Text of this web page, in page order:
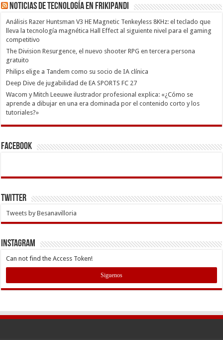
Noticias de Tecnología en Frikipandi
Análisis Razer Huntsman V3 HE Magnetic Tenkeyless 8KHz: el teclado que
lleva la tecnología magnética Hall Effect al siguiente nivel para el gaming
competitivo
The Division Resurgence, el nuevo shooter RPG en tercera persona
gratuito
Philips elige a Tandem como su socio de IA clínica
Deep Dive de jugabilidad de EA SPORTS FC 27
Wacom y Mitch Leeuwe ilustrador profesional explica: «¿Cómo se
aprende a dibujar en una era dominada por el contenido corto y los
tutoriales?»
Facebook
Twitter
Tweets by Besanavilloria
INSTAGRAM
Can not find the Access Token!
Siguenos